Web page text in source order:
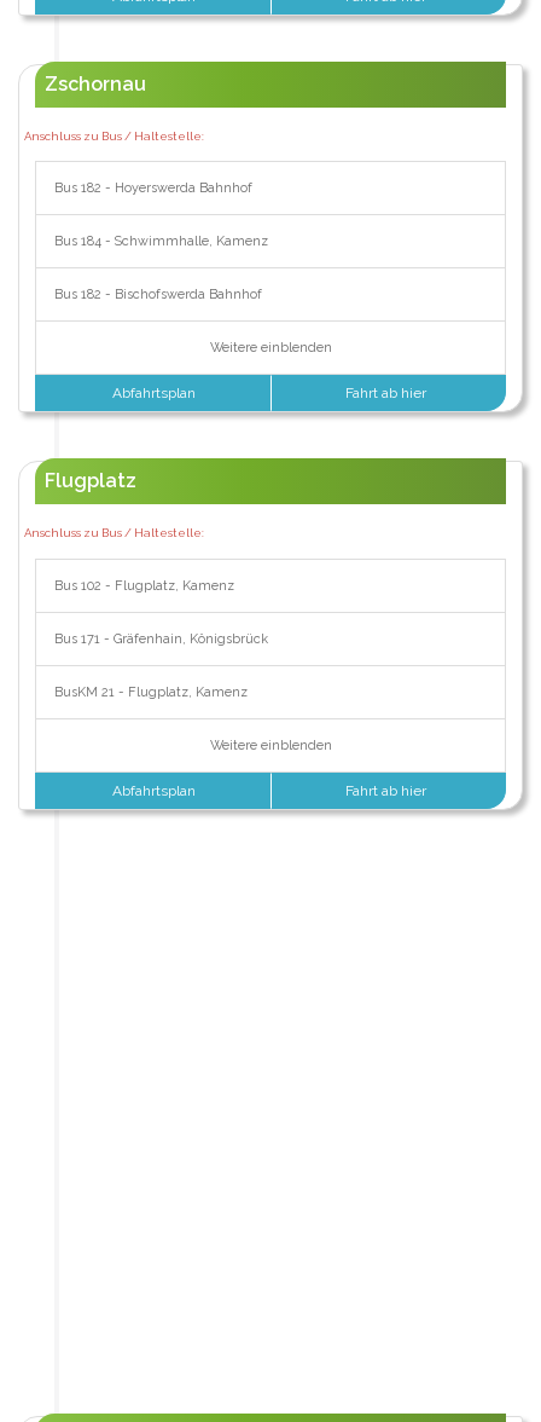
Zschornau
Anschluss zu Bus / Haltestelle:
Bus 182 - Hoyerswerda Bahnhof
Bus 184 - Schwimmhalle, Kamenz
Bus 182 - Bischofswerda Bahnhof
Weitere einblenden
Abfahrtsplan Fahrt ab hier
Flugplatz
Anschluss zu Bus / Haltestelle:
Bus 102 - Flugplatz, Kamenz
Bus 171 - Gräfenhain, Königsbrück
BusKM 21 - Flugplatz, Kamenz
Weitere einblenden
Abfahrtsplan Fahrt ab hier